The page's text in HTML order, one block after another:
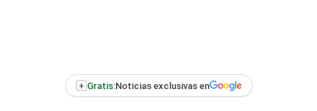
+ Gratis:Noticias exclusivas en